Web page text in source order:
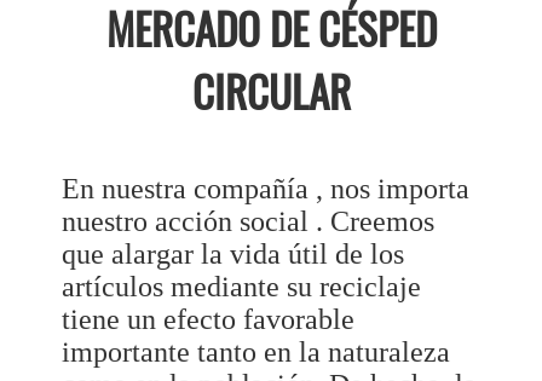
MERCADO DE CÉSPED
CIRCULAR
En nuestra compañía , nos importa
nuestro acción social . Creemos
que alargar la vida útil de los
artículos mediante su reciclaje
tiene un efecto favorable
importante tanto en la naturaleza